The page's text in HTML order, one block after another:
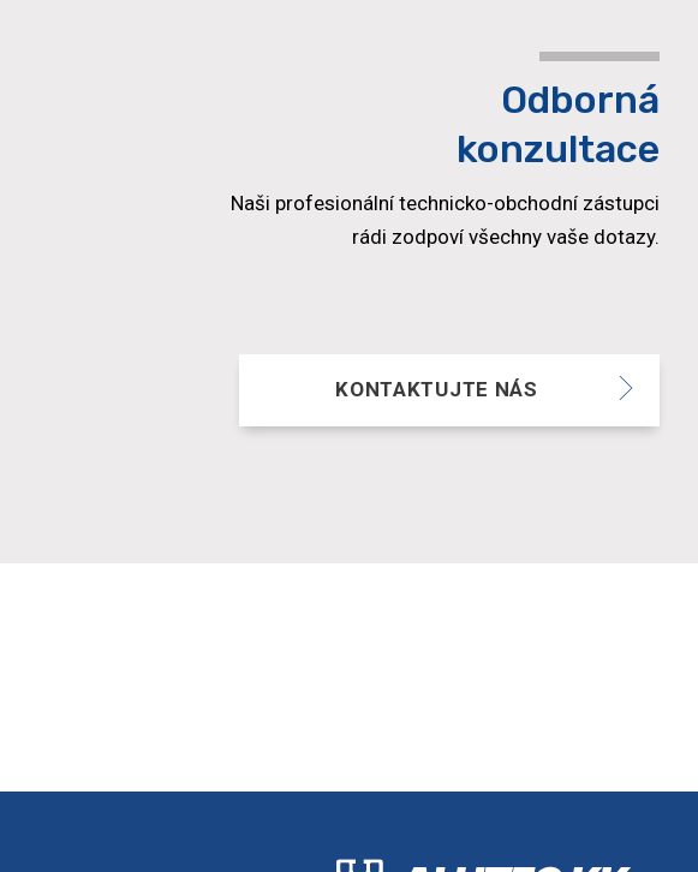
Odborná
konzultace
Naši profesionální technicko-obchodní zástupci
rádi zodpoví všechny vaše dotazy.
KONTAKTUJTE NÁS